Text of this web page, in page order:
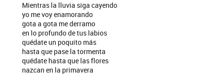
Mientras la lluvia siga cayendo
yo me voy enamorando
gota a gota me derramo
en lo profundo de tus labios
quédate un poquito más
hasta que pase la tormenta
quédate hasta que las flores
nazcan en la primavera